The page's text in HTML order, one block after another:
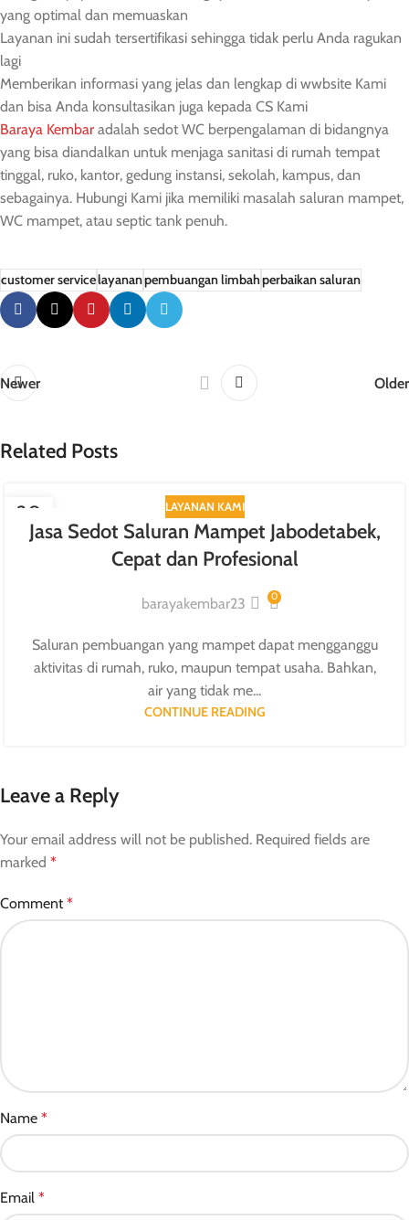
yang optimal dan memuaskan
Layanan ini sudah tersertifikasi sehingga tidak perlu Anda ragukan
lagi
Memberikan informasi yang jelas dan lengkap di wwbsite Kami
dan bisa Anda konsultasikan juga kepada CS Kami
Baraya Kembar adalah sedot WC berpengalaman di bidangnya
yang bisa diandalkan untuk menjaga sanitasi di rumah tempat
tinggal, ruko, kantor, gedung instansi, sekolah, kampus, dan
sebagainya. Hubungi Kami jika memiliki masalah saluran mampet,
WC mampet, atau septic tank penuh.
customer servicelayananpembuangan limbahperbaikan saluran
Newer Older
Related Posts
20
JUL
LAYANAN KAMI
Jasa Sedot Saluran Mampet Jabodetabek,
Cepat dan Profesional
barayakembar23 0
Saluran pembuangan yang mampet dapat mengganggu
aktivitas di rumah, ruko, maupun tempat usaha. Bahkan,
air yang tidak me...
CONTINUE READING
Leave a Reply
Your email address will not be published. Required fields are
marked *
Comment*
Name *
Email *